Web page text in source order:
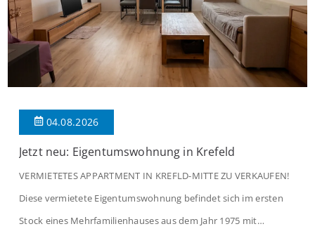
04.08.2026
Jetzt neu: Eigentumswohnung in Krefeld
VERMIETETES APPARTMENT IN KREFLD-MITTE ZU VERKAUFEN!
Diese vermietete Eigentumswohnung befindet sich im ersten
Stock eines Mehrfamilienhauses aus dem Jahr 1975 mit